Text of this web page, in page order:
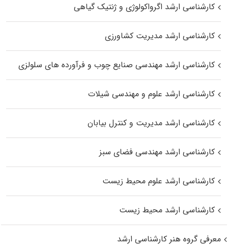
کارشناسی ارشد اگرواکولوژی و ژنتیک گیاهی
کارشناسی ارشد مدیریت کشاورزی
کارشناسی ارشد مهندسی صنایع چوب و فرآورده‌ های سلولزی
کارشناسی ارشد علوم و مهندسی شیلات
کارشناسی ارشد مدیریت و کنترل بیابان
کارشناسی ارشد مهندسی فضای سبز
کارشناسی ارشد علوم محیط‌ زیست
کارشناسی ارشد محیط زیست
معرفی گروه هنر کارشناسی ارشد